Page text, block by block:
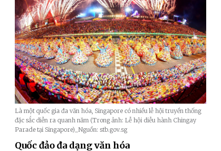
Là một quốc gia đa văn hóa, Singapore có nhiều lễ hội truyền thống
đặc sắc diễn ra quanh năm (Trong ảnh: Lễ hội diễu hành Chingay
Parade tại Singapore)_Nguồn: stb.gov.sg
Quốc đảo đa dạng văn hóa